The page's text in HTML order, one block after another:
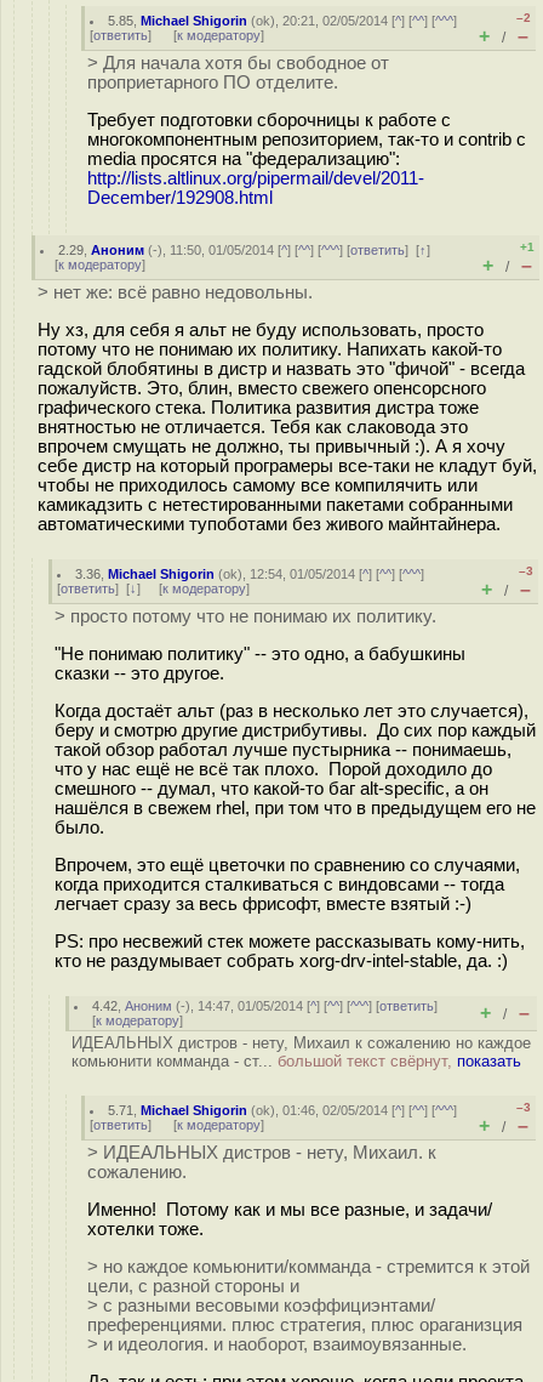
5.85 ,Michael Shigorin (ok), 20:21, 02/05/2014 [^] [^^] [^^^]
[ответить] [к модератору]
–2
+ / –
> Для начала хотя бы свободное от
проприетарного ПО отделите.
Требует подготовки сборочницы к работе с
многокомпонентным репозиторием, так-то и contrib с
media просятся на "федерализацию":
http://lists.altlinux.org/pipermail/devel/2011-
December/192908.html
2.29 ,Аноним (-), 11:50, 01/05/2014 [^] [^^] [^^^] [ответить][↑]
[к модератору]
+1
+ / –
> нет же: всё равно недовольны.
Ну хз, для себя я альт не буду использовать, просто
потому что не понимаю их политику. Напихать какой-то
гадской блобятины в дистр и назвать это "фичой" - всегда
пожалуйств. Это, блин, вместо свежего опенсорсного
графического стека. Политика развития дистра тоже
внятностью не отличается. Тебя как слаковода это
впрочем смущать не должно, ты привычный :). А я хочу
себе дистр на который програмеры все-таки не кладут буй,
чтобы не приходилось самому все компилячить или
камикадзить с нетестированными пакетами собранными
автоматическими тyпoботами без живого майнтайнера.
3.36 ,Michael Shigorin (ok), 12:54, 01/05/2014 [^] [^^] [^^^]
[ответить] [↓] [к модератору]
–3
+ / –
> просто потому что не понимаю их политику.
"Не понимаю политику" -- это одно, а бабушкины
сказки -- это другое.
Когда достаёт альт (раз в несколько лет это случается),
беру и смотрю другие дистрибутивы. До сих пор каждый
такой обзор работал лучше пустырника -- понимаешь,
что у нас ещё не всё так плохо. Порой доходило до
смешного -- думал, что какой-то баг alt-specific, а он
нашёлся в свежем rhel, при том что в предыдущем его не
было.
Впрочем, это ещё цветочки по сравнению со случаями,
когда приходится сталкиваться с виндовсами -- тогда
легчает сразу за весь фрисофт, вместе взятый :-)
PS: про несвежий стек можете рассказывать кому-нить,
кто не раздумывает собрать xorg-drv-intel-stable, да. :)
4.42 ,Аноним (-), 14:47, 01/05/2014 [^] [^^] [^^^] [ответить]
[к модератору] + / –
ИДЕАЛЬНЫХ дистров - нету, Михаил к сожалению но каждое
комьюнити комманда - ст... большой текст свёрнут, показать
5.71 ,Michael Shigorin (ok), 01:46, 02/05/2014 [^] [^^] [^^^]
[ответить] [к модератору]
–3
+ / –
> ИДЕАЛЬНЫХ дистров - нету, Михаил. к
сожалению.
Именно! Потому как и мы все разные, и задачи/
хотелки тоже.
> но каждое комьюнити/комманда - стремится к этой
цели, с разной стороны и
> с разными весовыми коэффициэнтами/
преференциями. плюс стратегия, плюс ораганизция
> и идеология. и наоборот, взаимоувязанные.